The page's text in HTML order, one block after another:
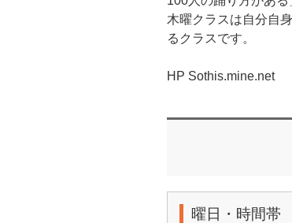
木曜クラスは自分自
るクラスです。
HP Sothis.mine.net
曜日・時間帯